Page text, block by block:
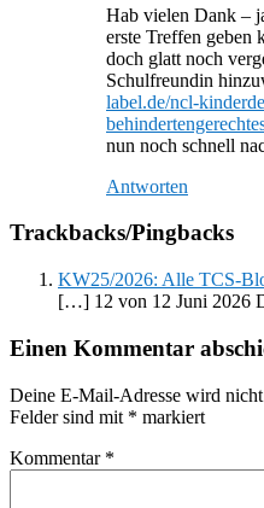
Hab vielen Dank –
erste Treffen geben
doch glatt noch
Schulfreundin
label.de/ncl-
nun noch schnell
Antworten
Trackbacks/Pingbacks
KW25/2026: Alle TCS-
[…] 12 von 12 Juni 2026
Einen Kommentar
Deine E-Mail-Adresse wird
Felder sind mit * markiert
Kommentar *